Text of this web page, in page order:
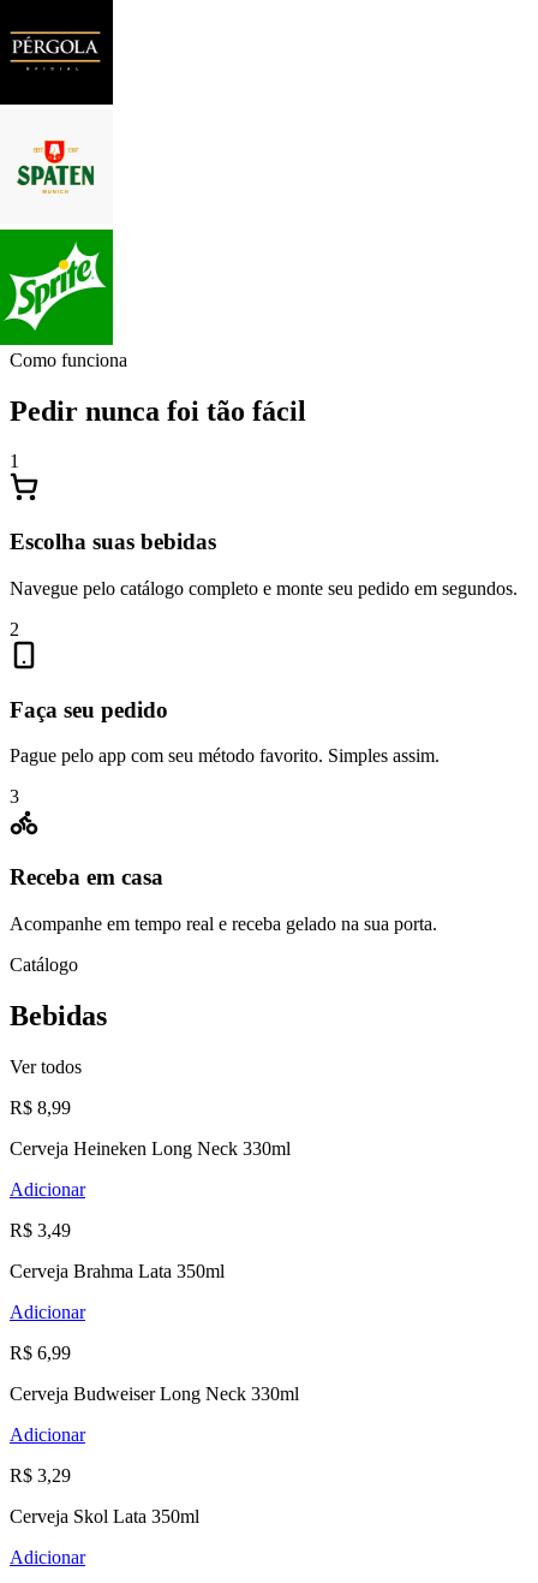
Como funciona
Pedir nunca foi tão fácil
1
Escolha suas bebidas
Navegue pelo catálogo completo e monte seu pedido em segundos.
2
Faça seu pedido
Pague pelo app com seu método favorito. Simples assim.
3
Receba em casa
Acompanhe em tempo real e receba gelado na sua porta.
Catálogo
Bebidas
Ver todos
R$ 8,99
Cerveja Heineken Long Neck 330ml
Adicionar
R$ 3,49
Cerveja Brahma Lata 350ml
Adicionar
R$ 6,99
Cerveja Budweiser Long Neck 330ml
Adicionar
R$ 3,29
Cerveja Skol Lata 350ml
Adicionar